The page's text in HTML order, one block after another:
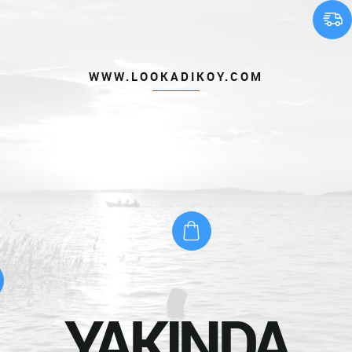
WWW.LOOKADIKOY.COM